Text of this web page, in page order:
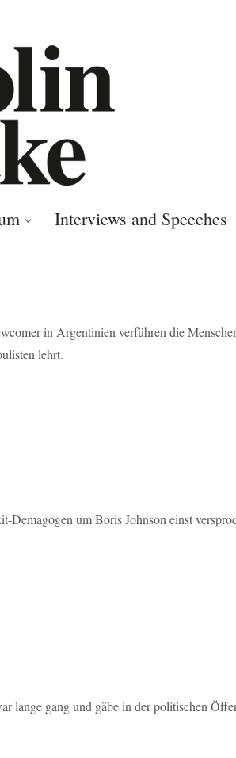
Interviews and Speeches
in Argentinien verführen die
lehrt.
Demagogen um Boris Johnson einst
lange gang und gäbe in der politischen